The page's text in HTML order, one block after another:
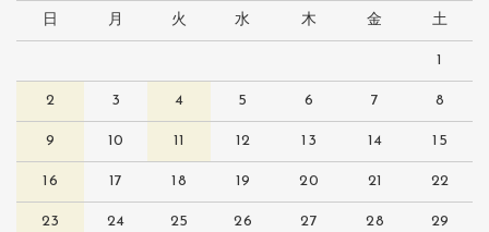
日 月 火 水 木 金 土
1
2 3 4 5 6 7 8
9 10 11 12 13 14 15
16 17 18 19 20 21 22
23 24 25 26 27 28 29